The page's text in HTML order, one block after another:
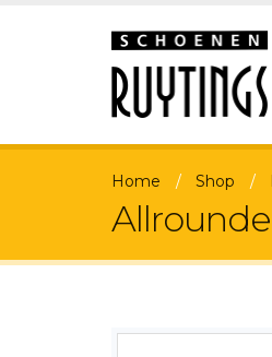
Home Shop